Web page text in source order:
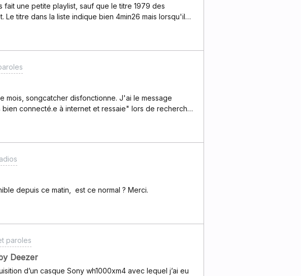
Le titre dans la liste indique bien 4min26 mais lorsqu'il
ce un bug du player (j'utilise le
qui est vraiment incomplet. Merci par avance.
mois, songcatcher disfonctionne. J'ai le message
connecté.e à internet et ressaie" lors de recherche
sont pourtant présents sur Deezer et Shazam
d'avance
depuis ce matin, est ce normal ? Merci.
paroles
Deezer
d’un casque Sony wh1000xm4 avec lequel j’ai eu